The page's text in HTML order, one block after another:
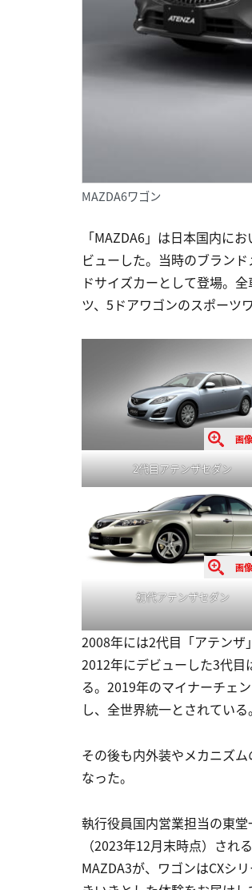
MAZDA6ワゴン
「MAZDA6」は日本国内に
ビューした。当時のブラン
ドサイズカーとして登場。
ツ、5ドアワゴンのスポーツ
画
2代目アテンザセダン
画
初代アテンザセダン
2008年には2代目「アテンザ
2012年にデビューした3代目
る。2019年のマイナーチェ
し、全世界統一とされている。
その後も内外装やメカニズ
なった。
執行役員国内営業担当の東
（2023年12月末時点）さ
MAZDA3が、ワゴンはCXシ